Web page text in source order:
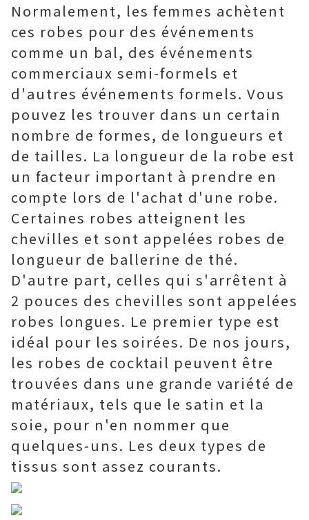
Normalement, les femmes achètent
ces robes pour des événements
comme un bal, des événements
commerciaux semi-formels et
d'autres événements formels. Vous
pouvez les trouver dans un certain
nombre de formes, de longueurs et
de tailles. La longueur de la robe est
un facteur important à prendre en
compte lors de l'achat d'une robe.
Certaines robes atteignent les
chevilles et sont appelées robes de
longueur de ballerine de thé.
D'autre part, celles qui s'arrêtent à
2 pouces des chevilles sont appelées
robes longues. Le premier type est
idéal pour les soirées. De nos jours,
les robes de cocktail peuvent être
trouvées dans une grande variété de
matériaux, tels que le satin et la
soie, pour n'en nommer que
quelques-uns. Les deux types de
tissus sont assez courants.